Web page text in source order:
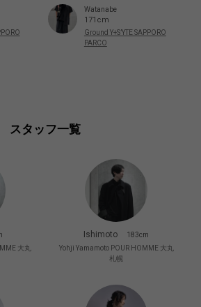
Watanabe
171cm
Ground Y+S’YTE SAPPORO
PARCO
スタッフ一覧
大丸
Ishimoto
183cm
Yohji Yamamoto POUR HOMME 大丸
札幌